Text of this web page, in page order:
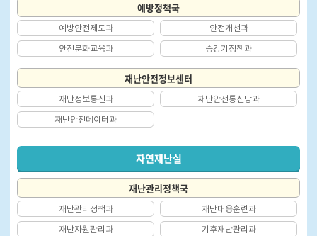
예방정책국
예방안전제도과 안전개선과
안전문화교육과 승강기정책과
재난안전정보센터
재난정보통신과 재난안전통신망과
재난안전데이터과
자연재난실
재난관리정책국
재난관리정책과 재난대응훈련과
재난자원관리과 기후재난관리과